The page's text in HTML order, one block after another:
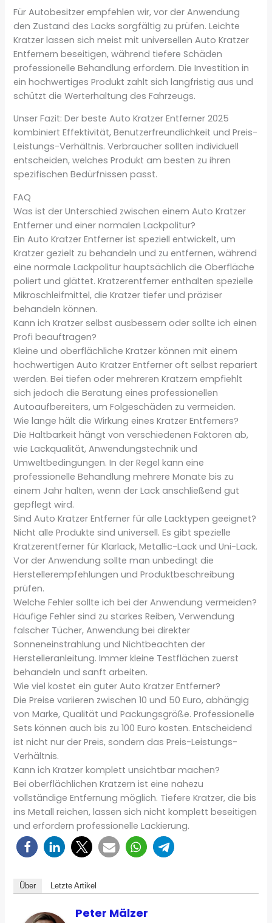
Für Autobesitzer empfehlen wir, vor der Anwendung
den Zustand des Lacks sorgfältig zu prüfen. Leichte
Kratzer lassen sich meist mit universellen Auto Kratzer
Entfernern beseitigen, während tiefere Schäden
professionelle Behandlung erfordern. Die Investition in
ein hochwertiges Produkt zahlt sich langfristig aus und
schützt die Werterhaltung des Fahrzeugs.
Unser Fazit: Der beste Auto Kratzer Entferner 2025
kombiniert Effektivität, Benutzerfreundlichkeit und Preis-
Leistungs-Verhältnis. Verbraucher sollten individuell
entscheiden, welches Produkt am besten zu ihren
spezifischen Bedürfnissen passt.
FAQ
Was ist der Unterschied zwischen einem Auto Kratzer
Entferner und einer normalen Lackpolitur?
Ein Auto Kratzer Entferner ist speziell entwickelt, um
Kratzer gezielt zu behandeln und zu entfernen, während
eine normale Lackpolitur hauptsächlich die Oberfläche
poliert und glättet. Kratzerentferner enthalten spezielle
Mikroschleifmittel, die Kratzer tiefer und präziser
behandeln können.
Kann ich Kratzer selbst ausbessern oder sollte ich einen
Profi beauftragen?
Kleine und oberflächliche Kratzer können mit einem
hochwertigen Auto Kratzer Entferner oft selbst repariert
werden. Bei tiefen oder mehreren Kratzern empfiehlt
sich jedoch die Beratung eines professionellen
Autoaufbereiters, um Folgeschäden zu vermeiden.
Wie lange hält die Wirkung eines Kratzer Entferners?
Die Haltbarkeit hängt von verschiedenen Faktoren ab,
wie Lackqualität, Anwendungstechnik und
Umweltbedingungen. In der Regel kann eine
professionelle Behandlung mehrere Monate bis zu
einem Jahr halten, wenn der Lack anschließend gut
gepflegt wird.
Sind Auto Kratzer Entferner für alle Lacktypen geeignet?
Nicht alle Produkte sind universell. Es gibt spezielle
Kratzerentferner für Klarlack, Metallic-Lack und Uni-Lack.
Vor der Anwendung sollte man unbedingt die
Herstellerempfehlungen und Produktbeschreibung
prüfen.
Welche Fehler sollte ich bei der Anwendung vermeiden?
Häufige Fehler sind zu starkes Reiben, Verwendung
falscher Tücher, Anwendung bei direkter
Sonneneinstrahlung und Nichtbeachten der
Herstelleranleitung. Immer kleine Testflächen zuerst
behandeln und sanft arbeiten.
Wie viel kostet ein guter Auto Kratzer Entferner?
Die Preise variieren zwischen 10 und 50 Euro, abhängig
von Marke, Qualität und Packungsgröße. Professionelle
Sets können auch bis zu 100 Euro kosten. Entscheidend
ist nicht nur der Preis, sondern das Preis-Leistungs-
Verhältnis.
Kann ich Kratzer komplett unsichtbar machen?
Bei oberflächlichen Kratzern ist eine nahezu
vollständige Entfernung möglich. Tiefere Kratzer, die bis
ins Metall reichen, lassen sich nicht komplett beseitigen
und erfordern professionelle Lackierung.
Über Letzte Artikel
Peter Mälzer